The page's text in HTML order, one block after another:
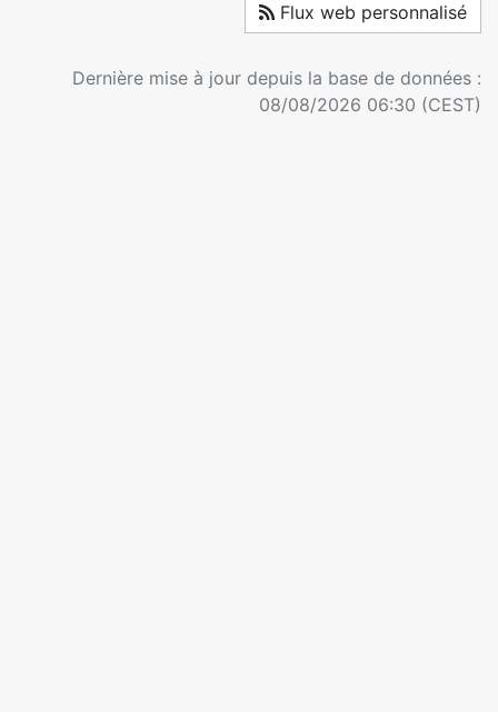
Flux web personnalisé
Dernière mise à jour depuis la base de données :
08/08/2026 06:30 (CEST)